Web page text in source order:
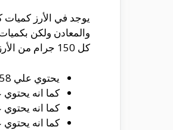
يوجد في الأرز كميات
والمعادن ولكن
كل 150 جرام من الأرز المطبوخ يحتوي علي 194 سعر حراري متمثلة فيما يلي:
يحتوي علي 0.58 جرام من الدهون الغير مشبعة.
كما انه يحتوي علي 0.11 جرام من
كما انه يحتوي علي 41.16 جرام من
كما انه يحتوي علي 1.4 جرام من